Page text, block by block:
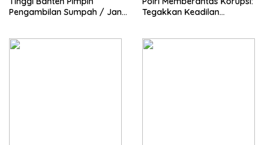
Pengambilan Sumpah / Janji
Tegakkan Keadilan